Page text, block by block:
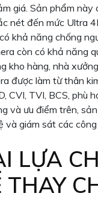
giá. Sản phẩm
nét đến mức Ultra
khả năng chống
còn có khả năng
kho hàng, nhà
được làm từ thân
CVI, TVI, BCS, phù
và ưu điểm trên,
giám sát các
LỰA
THAY